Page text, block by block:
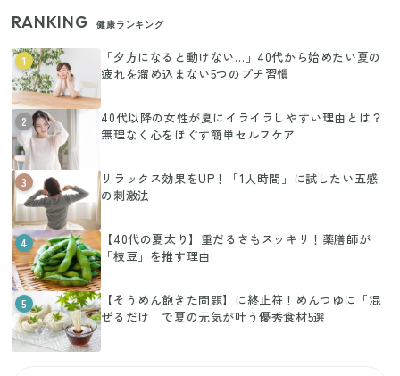
RANKING 健康ランキング
1
「夕方になると動けない…」40代から始めたい夏の
疲れを溜め込まない5つのプチ習慣
2
40代以降の女性が夏にイライラしやすい理由とは？
無理なく心をほぐす簡単セルフケア
3
リラックス効果をUP！「1人時間」に試したい五感
の刺激法
4
【40代の夏太り】重だるさもスッキリ！薬膳師が
「枝豆」を推す理由
5
【そうめん飽きた問題】に終止符！めんつゆに「混
ぜるだけ」で夏の元気が叶う優秀食材5選